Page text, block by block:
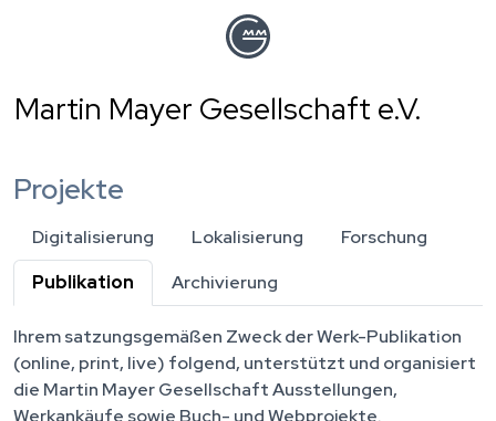
Martin Mayer Gesellschaft e.V.
Projekte
Digitalisierung Lokalisierung
Forschung
Publikation (aktiver Reiter)
Archivierung
Ihrem satzungsgemäßen Zweck der Werk-Publikation
(online, print, live) folgend, unterstützt und organisiert
die Martin Mayer Gesellschaft Ausstellungen,
Werkankäufe sowie Buch- und Webprojekte.